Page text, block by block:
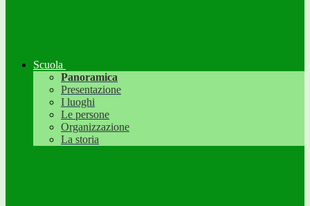
Scuola
Panoramica
Presentazione
I luoghi
Le persone
Organizzazione
La storia